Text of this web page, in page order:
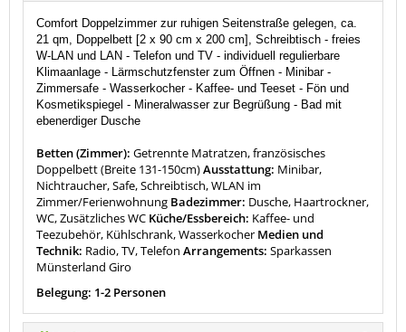
Comfort Doppelzimmer zur ruhigen Seitenstraße gelegen, ca.
21 qm, Doppelbett [2 x 90 cm x 200 cm], Schreibtisch - freies
W-LAN und LAN - Telefon und TV - individuell regulierbare
Klimaanlage - Lärmschutzfenster zum Öffnen - Minibar -
Zimmersafe - Wasserkocher - Kaffee- und Teeset - Fön und
Kosmetikspiegel - Mineralwasser zur Begrüßung - Bad mit
ebenerdiger Dusche
Betten (Zimmer): Getrennte Matratzen, französisches
Doppelbett (Breite 131-150cm)Ausstattung: Minibar,
Nichtraucher, Safe, Schreibtisch, WLAN im
Zimmer/Ferienwohnung Badezimmer: Dusche, Haartrockner,
WC, Zusätzliches WC Küche/Essbereich: Kaffee- und
Teezubehör, Kühlschrank, Wasserkocher Medien und
Technik: Radio, TV, Telefon Arrangements: Sparkassen
Münsterland Giro
Belegung: 1-2 Personen